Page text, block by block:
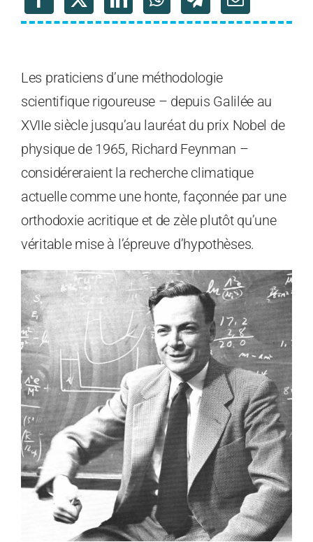
Les praticiens d’une méthodologie
scientifique rigoureuse – depuis Galilée au
XVIIe siècle jusqu’au lauréat du prix Nobel de
physique de 1965, Richard Feynman –
considéreraient la recherche climatique
actuelle comme une honte, façonnée par une
orthodoxie acritique et de zèle plutôt qu’une
véritable mise à l’épreuve d’hypothèses.